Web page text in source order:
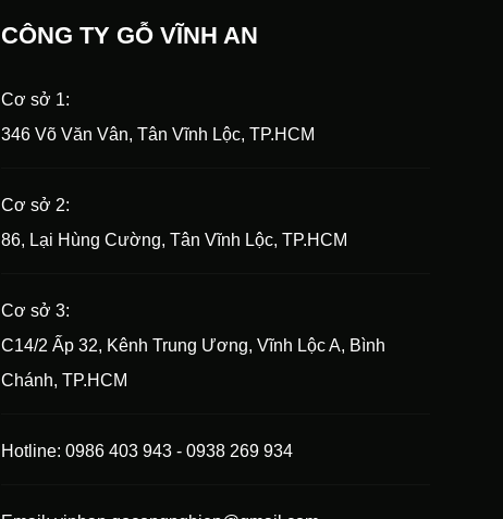
CÔNG TY GỖ VĨNH AN
Cơ sở 1:
346 Võ Văn Vân, Tân Vĩnh Lộc, TP.HCM
Cơ sở 2:
86, Lại Hùng Cường, Tân Vĩnh Lộc, TP.HCM
Cơ sở 3:
C14/2 Ấp 32, Kênh Trung Ương, Vĩnh Lộc A, Bình
Chánh, TP.HCM
Hotline: 0986 403 943 - 0938 269 934